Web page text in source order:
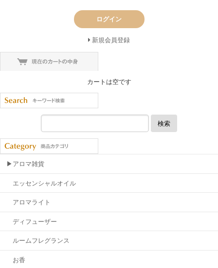
ログイン
新規会員登録
カートは空です
検索
▶アロマ雑貨
エッセンシャルオイル
アロマライト
ディフューザー
ルームフレグランス
お香